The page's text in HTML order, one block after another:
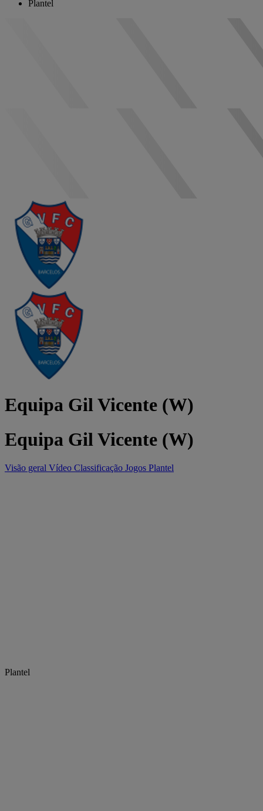
Plantel
Equipa Gil Vicente (W)
Equipa Gil Vicente (W)
Visão geral Vídeo Classificação Jogos Plantel
Plantel